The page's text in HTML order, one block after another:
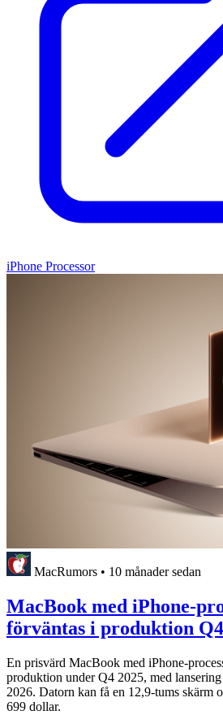
iPhone Processor
MacRumors • 10 månader sedan
MacBook med iPhone-
förväntas i produktion
En prisvärd MacBook med iPhone-
produktion under Q4 2025, med
2026. Datorn kan få en 12,9-tums skärm
699 dollar.